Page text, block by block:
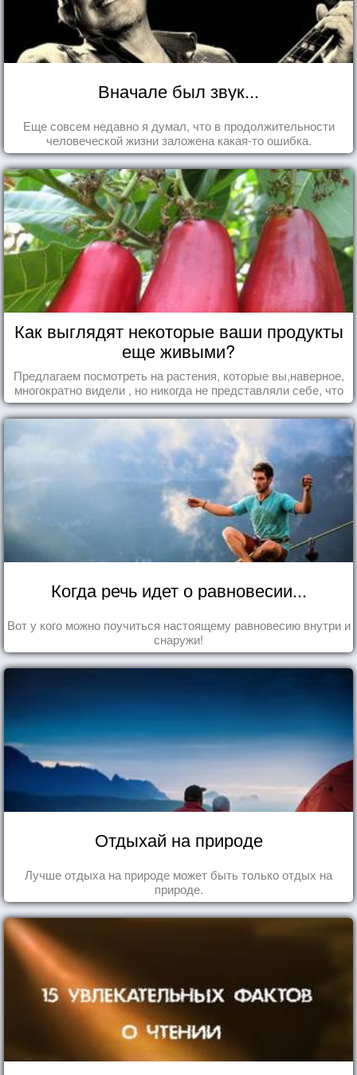
Вначале был звук...
Еще совсем недавно я думал, что в продолжительности
человеческой жизни заложена какая-то ошибка.
Как выглядят некоторые ваши продукты
еще живыми?
Предлагаем посмотреть на растения, которые вы,наверное,
многократно видели , но никогда не представляли себе, что
употребляете их в пищу.
Когда речь идет о равновесии...
Вот у кого можно поучиться настоящему равновесию внутри и
снаружи!
Отдыхай на природе
Лучше отдыха на природе может быть только отдых на
природе.